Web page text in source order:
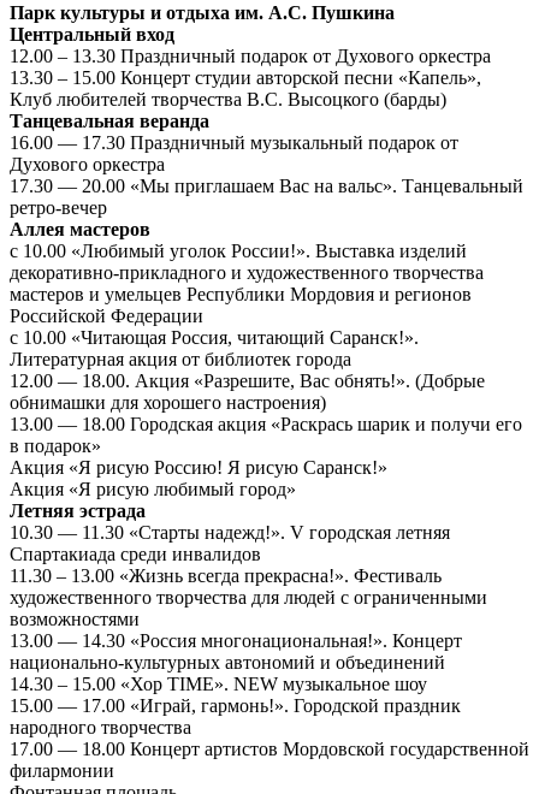
Парк культуры и отдыха им. А.С. Пушкина
Центральный вход
12.00 – 13.30 Праздничный подарок от Духового оркестра
13.30 – 15.00 Концерт студии авторской песни «Капель»,
Клуб любителей творчества В.С. Высоцкого (барды)
Танцевальная веранда
16.00 — 17.30 Праздничный музыкальный подарок от
Духового оркестра
17.30 — 20.00 «Мы приглашаем Вас на вальс». Танцевальный
ретро-вечер
Аллея мастеров
с 10.00 «Любимый уголок России!». Выставка изделий
декоративно-прикладного и художественного творчества
мастеров и умельцев Республики Мордовия и регионов
Российской Федерации
с 10.00 «Читающая Россия, читающий Саранск!».
Литературная акция от библиотек города
12.00 — 18.00. Акция «Разрешите, Вас обнять!». (Добрые
обнимашки для хорошего настроения)
13.00 — 18.00 Городская акция «Раскрась шарик и получи его
в подарок»
Акция «Я рисую Россию! Я рисую Саранск!»
Акция «Я рисую любимый город»
Летняя эстрада
10.30 — 11.30 «Старты надежд!». V городская летняя
Спартакиада среди инвалидов
11.30 – 13.00 «Жизнь всегда прекрасна!». Фестиваль
художественного творчества для людей с ограниченными
возможностями
13.00 — 14.30 «Россия многонациональная!». Концерт
национально-культурных автономий и объединений
14.30 – 15.00 «Хор TIMЕ». NEW музыкальное шоу
15.00 — 17.00 «Играй, гармонь!». Городской праздник
народного творчества
17.00 — 18.00 Концерт артистов Мордовской государственной
филармонии